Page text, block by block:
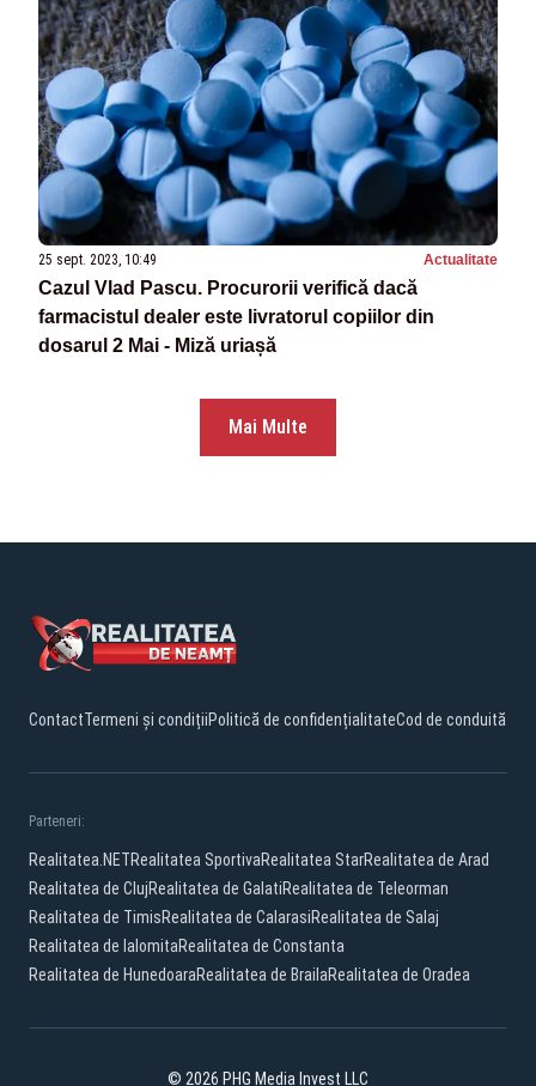
25 sept. 2023, 10:49 Actualitate
Cazul Vlad Pascu. Procurorii verifică dacă
farmacistul dealer este livratorul copiilor din
dosarul 2 Mai - Miză uriașă
Mai Multe
ContactTermeni și condițiiPolitică de confidențialitateCod de conduită
Parteneri:
Realitatea.NETRealitatea SportivaRealitatea StarRealitatea de Arad
Realitatea de ClujRealitatea de GalatiRealitatea de Teleorman
Realitatea de TimisRealitatea de CalarasiRealitatea de Salaj
Realitatea de IalomitaRealitatea de Constanta
Realitatea de HunedoaraRealitatea de BrailaRealitatea de Oradea
© 2026 PHG Media Invest LLC